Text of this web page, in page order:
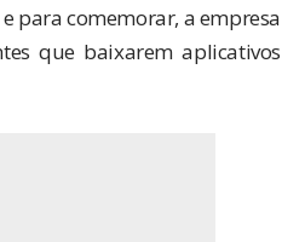
e para comemorar, a empresa
que baixarem aplicativos